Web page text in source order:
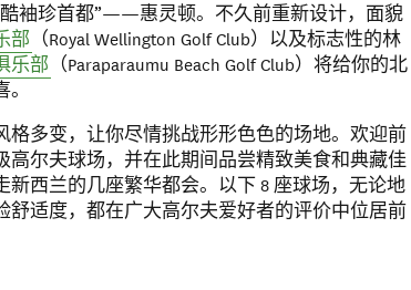
袖珍首都”——惠灵顿。不久前重新设计，面貌
部 （Royal Wellington Golf Club）以及标志性的林
乐部 （Paraparaumu Beach Golf Club）将给你的北
格多变，让你尽情挑战形形色色的场地。欢迎前
高尔夫球场，并在此期间品尝精致美食和典藏佳
新西兰的几座繁华都会。以下 8 座球场，无论地
舒适度，都在广大高尔夫爱好者的评价中位居前